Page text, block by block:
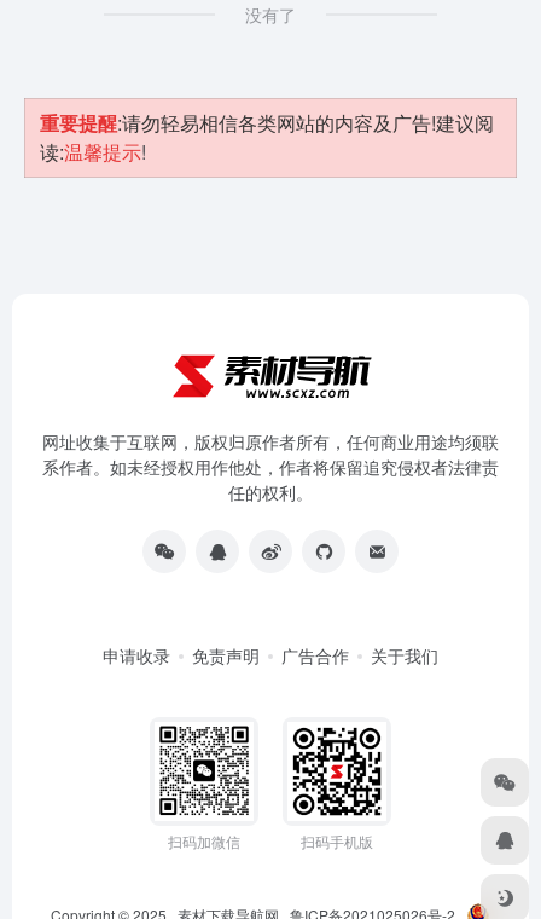
没有了
重要提醒:请勿轻易相信各类网站的内容及广告!建议阅
读:温馨提示!
网址收集于互联网，版权归原作者所有，任何商业用途均须联
系作者。如未经授权用作他处，作者将保留追究侵权者法律责
任的权利。
申请收录 免责声明 广告合作 关于我们
扫码加微信 扫码手机版
Copyright © 2025 素材下载导航网 鲁ICP备2021025026号-2